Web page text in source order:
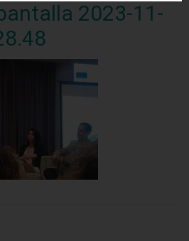
2023-11-